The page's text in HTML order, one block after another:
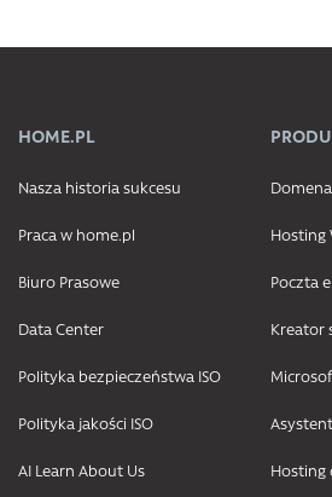
HOME.PL
Nasza historia sukcesu
Praca w home.pl
Biuro Prasowe
Data Center
Polityka bezpieczeństwa ISO
Polityka jakości ISO
AI Learn About Us
Domena
Hosting
Poczta
Kreator
Hosting